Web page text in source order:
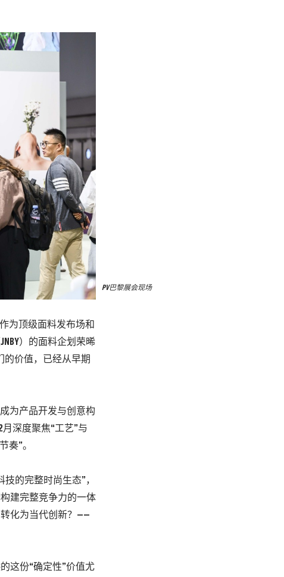
PV巴黎展会现场
为顶级面料发布场和
）的面料企划荣晞
的价值，已经从早期
为产品开发与创意构
月深度聚焦“工艺”与
奏”。
的完整时尚生态”，
建完整竞争力的一体
化为当代创新？——
这份“确定性”价值尤